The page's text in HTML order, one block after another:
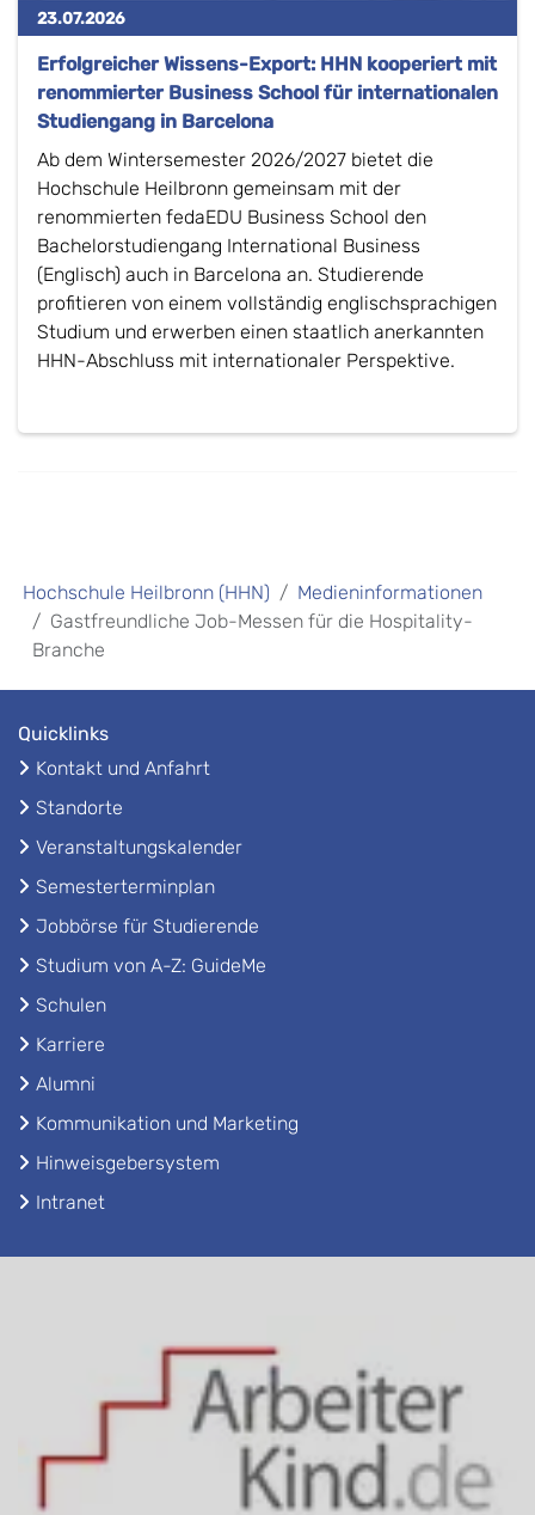
23.07.2026
Erfolgreicher Wissens-Export: HHN kooperiert mit
renommierter Business School für internationalen
Studiengang in Barcelona
Ab dem Wintersemester 2026/2027 bietet die
Hochschule Heilbronn gemeinsam mit der
renommierten fedaEDU Business School den
Bachelorstudiengang International Business
(Englisch) auch in Barcelona an. Studierende
profitieren von einem vollständig englischsprachigen
Studium und erwerben einen staatlich anerkannten
HHN-Abschluss mit internationaler Perspektive.
Hochschule Heilbronn (HHN)
Medieninformationen
Gastfreundliche Job-Messen für die Hospitality-
Branche
Quicklinks
Kontakt und Anfahrt
Standorte
Veranstaltungskalender
Semesterterminplan
Jobbörse für Studierende
Studium von A-Z: GuideMe
Schulen
Karriere
Alumni
Kommunikation und Marketing
Hinweisgebersystem
Intranet